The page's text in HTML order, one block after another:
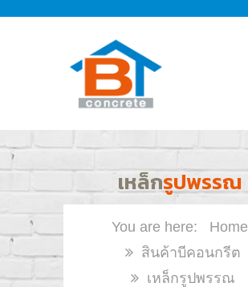
เหล็กรูปพรรณ
Home
สินค้าบีคอนกรีต
เหล็กรูปพรรณ